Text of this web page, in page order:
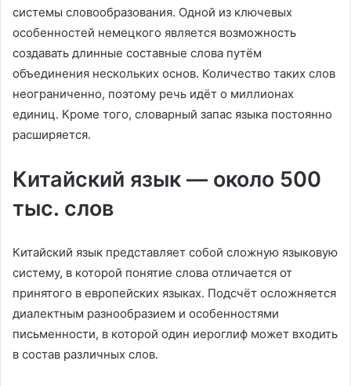
системы словообразования. Одной из ключевых
особенностей немецкого является возможность
создавать длинные составные слова путём
объединения нескольких основ. Количество таких слов
неограниченно, поэтому речь идёт о миллионах
единиц. Кроме того, словарный запас языка постоянно
расширяется.
Китайский язык — около 500
тыс. слов
Китайский язык представляет собой сложную языковую
систему, в которой понятие слова отличается от
принятого в европейских языках. Подсчёт осложняется
диалектным разнообразием и особенностями
письменности, в которой один иероглиф может входить
в состав различных слов.